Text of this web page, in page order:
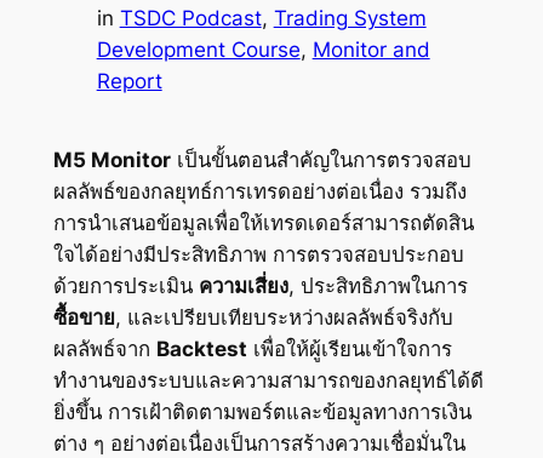
in TSDC Podcast, Trading System
Development Course, Monitor and
Report
M5 Monitorเป็นขั้นตอนสำคัญในการตรวจสอบ
ผลลัพธ์ของกลยุทธ์การเทรดอย่างต่อเนื่อง รวมถึง
การนำเสนอข้อมูลเพื่อให้เทรดเดอร์สามารถตัดสิน
ใจได้อย่างมีประสิทธิภาพ การตรวจสอบประกอบ
ด้วยการประเมิน ความเสี่ยง, ประสิทธิภาพในการ
ซื้อขาย, และเปรียบเทียบระหว่างผลลัพธ์จริงกับ
ผลลัพธ์จาก Backtest เพื่อให้ผู้เรียนเข้าใจการ
ทำงานของระบบและความสามารถของกลยุทธ์ได้ดี
ยิ่งขึ้น การเฝ้าติดตามพอร์ตและข้อมูลทางการเงิน
ต่าง ๆ อย่างต่อเนื่องเป็นการสร้างความเชื่อมั่นใน